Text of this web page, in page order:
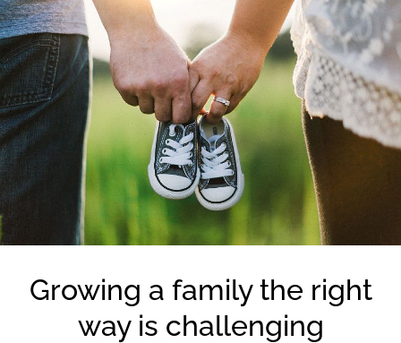
Larger
Image
Growing a family the right
way is challenging